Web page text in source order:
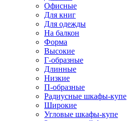
Офисные
Для книг
Для одежды
На балкон
Форма
Высокие
Г-образные
Длинные
Низкие
П-образные
Радиусные шкафы-купе
Широкие
Угловые шкафы-купе